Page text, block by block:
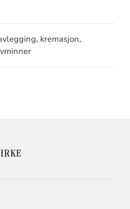
kremasjon,